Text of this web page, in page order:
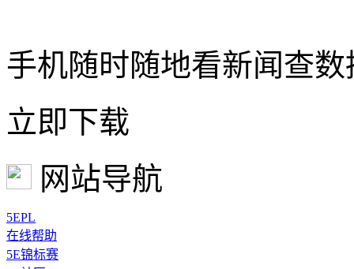
手机随时随地看新闻查数
立即下载
网站导航
5EPL
在线帮助
5E锦标赛